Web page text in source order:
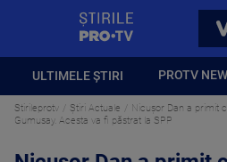
ULTIMELE ȘTIRI PROTV
Stirileprotv Știri Actuale
Nicuşor Dan a primit
Gumusay. Acesta va fi păstrat la SPP